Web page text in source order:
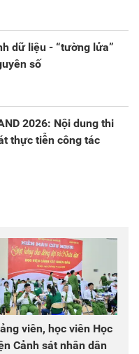
dữ liệu - “tường lửa”
số
2026: Nội dung thi
thực tiễn công tác
viên, học viên Học
Cảnh sát nhân dân